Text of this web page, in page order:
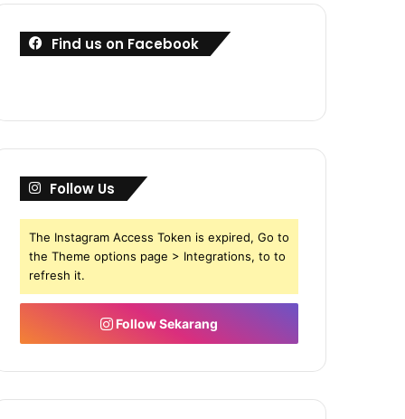
Find us on Facebook
Follow Us
The Instagram Access Token is expired, Go to
the Theme options page > Integrations, to to
refresh it.
Follow Sekarang